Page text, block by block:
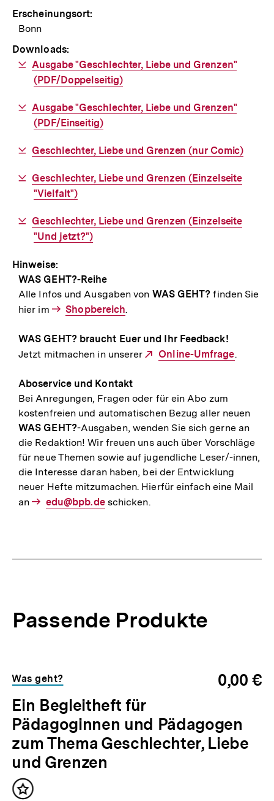
Erscheinungsort:
Bonn
Downloads:
Download-
Link:
Ausgabe "Geschlechter, Liebe und Grenzen"
(PDF/Doppelseitig)
Download-
Link:
Ausgabe "Geschlechter, Liebe und Grenzen"
(PDF/Einseitig)
Download-
Geschlechter, Liebe und Grenzen (nur Comic)
Download-
Link:
Geschlechter, Liebe und Grenzen (Einzelseite
"Vielfalt")
Download-
Link:
Geschlechter, Liebe und Grenzen (Einzelseite
"Und jetzt?")
Hinweise:
WAS GEHT?-Reihe
Alle Infos und Ausgaben von WAS GEHT? finden Sie
hier im
Interner
Shopbereich.
WAS GEHT?braucht Euer und Ihr Feedback!
Jetzt mitmachen in unserer
Externer
Online-Umfrage.
Aboservice und Kontakt
Bei Anregungen, Fragen oder für ein Abo zum
kostenfreien und automatischen Bezug aller neuen
WAS GEHT?-Ausgaben, wenden Sie sich gerne an
die Redaktion! Wir freuen uns auch über Vorschläge
für neue Themen sowie auf jugendliche Leser/-innen,
die Interesse daran haben, bei der Entwicklung
neuer Hefte mitzumachen. Hierfür einfach eine Mail
an
E-
edu@bpb.deschicken.
Passende Produkte
Was geht?
0,00 €
Ein Begleitheft für
Pädagoginnen und Pädagogen
zum Thema Geschlechter, Liebe
und Grenzen
Inhalt